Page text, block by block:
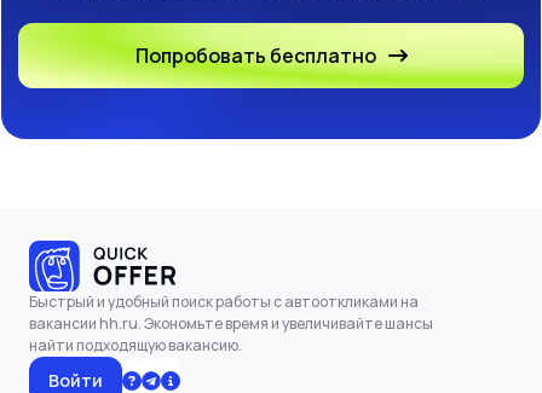
Попробовать бесплатно
Быстрый и удобный поиск работы с автооткликами на
вакансии hh.ru. Экономьте время и увеличивайте шансы
найти подходящую вакансию.
Войти